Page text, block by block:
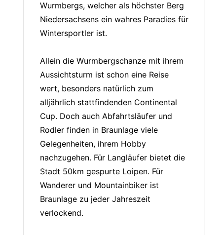
Wurmbergs, welcher als höchster Berg
Niedersachsens ein wahres Paradies für
Wintersportler ist.
Allein die Wurmbergschanze mit ihrem
Aussichtsturm ist schon eine Reise
wert, besonders natürlich zum
alljährlich stattfindenden Continental
Cup. Doch auch Abfahrtsläufer und
Rodler finden in Braunlage viele
Gelegenheiten, ihrem Hobby
nachzugehen. Für Langläufer bietet die
Stadt 50km gespurte Loipen. Für
Wanderer und Mountainbiker ist
Braunlage zu jeder Jahreszeit
verlockend.